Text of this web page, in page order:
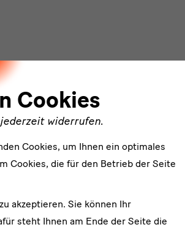
Cookies
widerrufen.
Cookies, um Ihnen ein optimales
Cookies, die für den Betrieb der Seite
akzeptieren. Sie können Ihr
steht Ihnen am Ende der Seite die